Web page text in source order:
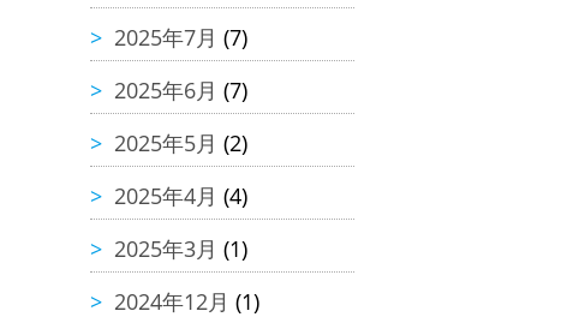
2025年7月 (7)
2025年6月 (7)
2025年5月 (2)
2025年4月 (4)
2025年3月 (1)
2024年12月 (1)